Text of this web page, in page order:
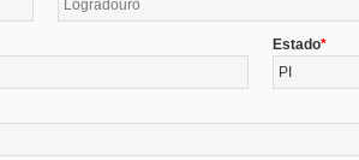
Estado
PI